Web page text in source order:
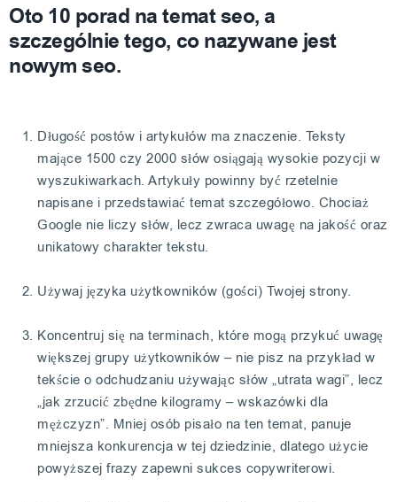
Oto 10 porad na temat seo, a
szczególnie tego, co nazywane jest
nowym seo.
Długość postów i artykułów ma znaczenie. Teksty
mające 1500 czy 2000 słów osiągają wysokie pozycji w
wyszukiwarkach. Artykuły powinny być rzetelnie
napisane i przedstawiać temat szczegółowo. Chociaż
Google nie liczy słów, lecz zwraca uwagę na jakość oraz
unikatowy charakter tekstu.
Używaj języka użytkowników (gości) Twojej strony.
Koncentruj się na terminach, które mogą przykuć uwagę
większej grupy użytkowników – nie pisz na przykład w
tekście o odchudzaniu używając słów „utrata wagi”, lecz
„jak zrzucić zbędne kilogramy – wskazówki dla
mężczyzn”. Mniej osób pisało na ten temat, panuje
mniejsza konkurencja w tej dziedzinie, dlatego użycie
powyższej frazy zapewni sukces copywriterowi.